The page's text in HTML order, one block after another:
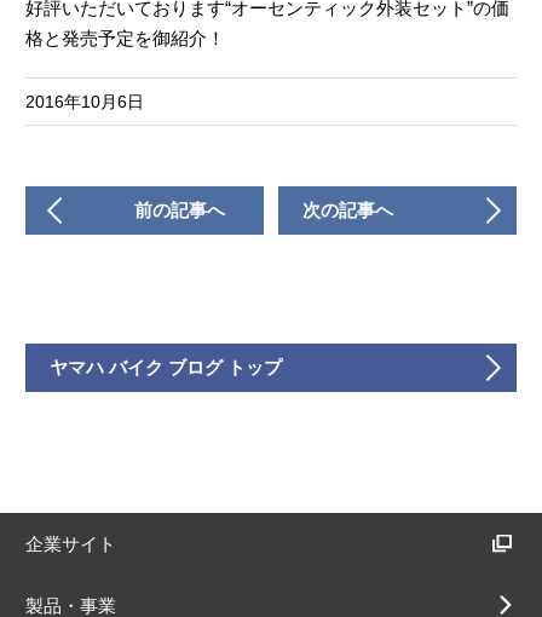
好評いただいております“オーセンティック外装セット”の価
格と発売予定を御紹介！
2016年10月6日
前の記事へ 次の記事へ
ヤマハ バイク ブログ トップ
企業サイト
製品・事業